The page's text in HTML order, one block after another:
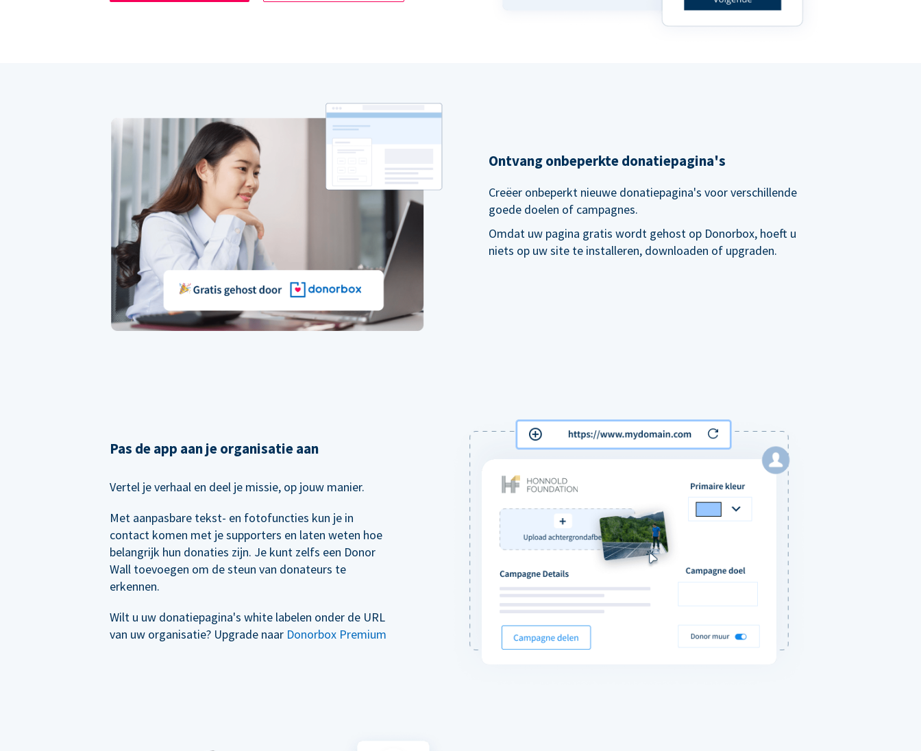
Ontvang onbeperkte donatiepagina's
Creëer onbeperkt nieuwe donatiepagina's voor verschillende
goede doelen of campagnes.
Omdat uw pagina gratis wordt gehost op Donorbox, hoeft u
niets op uw site te installeren, downloaden of upgraden.
Pas de app aan je organisatie aan
Vertel je verhaal en deel je missie, op jouw manier.
Met aanpasbare tekst- en fotofuncties kun je in
contact komen met je supporters en laten weten hoe
belangrijk hun donaties zijn. Je kunt zelfs een Donor
Wall toevoegen om de steun van donateurs te
erkennen.
Wilt u uw donatiepagina's white labelen onder de URL
van uw organisatie? Upgrade naar Donorbox Premium